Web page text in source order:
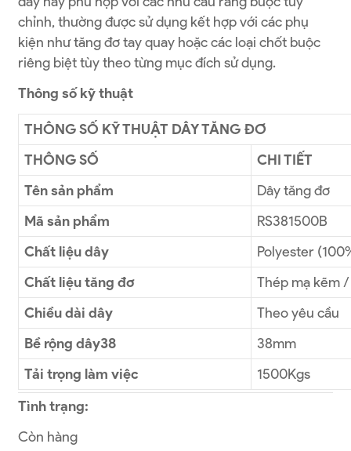
chỉnh, thường được sử dụng kết hợp với các phụ
kiện như tăng đơ tay quay hoặc các loại chốt buộc
riêng biệt tùy theo từng mục đích sử dụng.
Thông số kỹ thuật
THÔNG SỐ KỸ THUẬT DÂY TĂNG ĐƠ
THÔNG SỐ
CHI TIẾT
Tên sản phẩm
Dây tăng đơ
Mã sản phẩm
RS381500B
Chất liệu dây
Polyester
Chất liệu tăng đơ
Thép mạ kẽm
Chiều dài dây
Theo yêu cầu
Bề rộng dây38
38mm
Tải trọng làm việc
1500Kgs
Tình trạng:
Còn hàng